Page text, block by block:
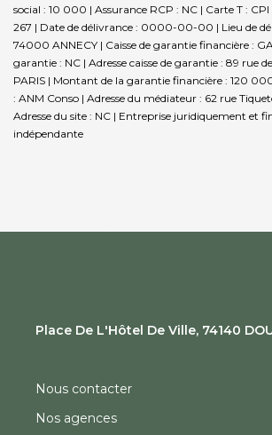
social : 10 000 | Assurance RCP : NC | Carte T :
267 | Date de délivrance : 0000-00-00 | Lieu de
74000 ANNECY | Caisse de garantie financière :
garantie : NC | Adresse caisse de garantie : 89 rue
PARIS | Montant de la garantie financière : 120
: ANM Conso | Adresse du médiateur : 62 rue
Adresse du site : NC | Entreprise juridiquement et
indépendante
Place De L'Hôtel De Ville, 74140
Nous contacter
Nos agences